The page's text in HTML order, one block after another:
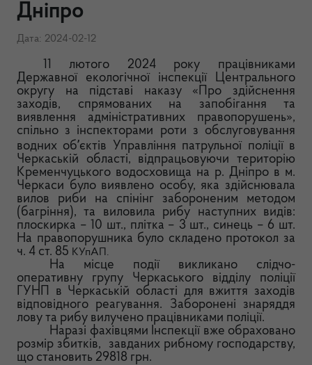
Дніпро
Дата: 2024-02-12
11 лютого 2024 року працівниками
Державної екологічної інспекції Центрального
округу на підставі наказу «Про здійснення
заходів, спрямованих на запобігання та
виявлення адміністративних правопорушень»,
спільно з інспекторами роти з обслуговування
водних обʼєктів Управління патрульної поліції в
Черкаській області, відпрацьовуючи територію
Кременчуцького водосховища на р. Дніпро в м.
Черкаси було виявлено особу, яка здійснювала
вилов риби на спінінг забороненим методом
(багріння), та виловила рибу наступних видів:
плоскирка – 10 шт., плітка – 3 шт., синець – 6 шт.
На правопорушника було складено протокол за
ч. 4 ст. 85 КУпАП.
На місце події викликано слідчо-
оперативну групу Черкаського відділу поліції
ГУНП в Черкаській області для вжиття заходів
відповідного реагування. Заборонені знаряддя
лову та рибу вилучено працівниками поліції.
Наразі фахівцями Інспекції вже обраховано
розмір збитків, завданих рибному господарству,
що становить 29818 грн.